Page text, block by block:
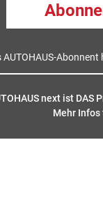
AUTOHAUS-
next ist DAS
Mehr Infos